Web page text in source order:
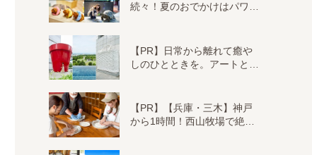
続々！夏のおでかけはパワ…
【PR】日常から離れて癒や
しのひとときを。アートと…
【PR】【兵庫・三木】神戸
から1時間！西山牧場で絶…